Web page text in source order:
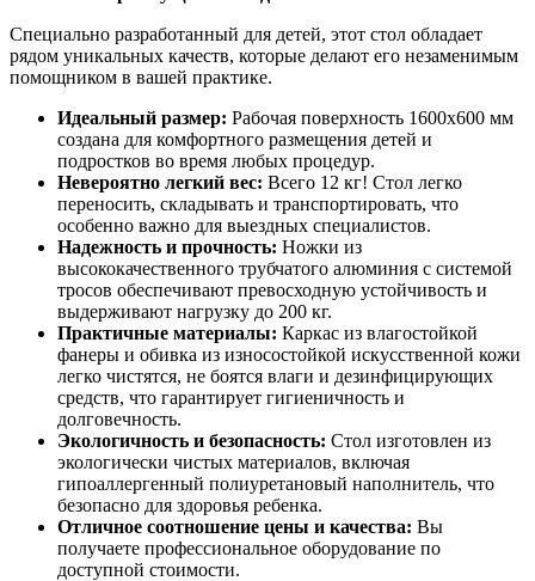
Специально разработанный для детей, этот стол обладает
рядом уникальных качеств, которые делают его незаменимым
помощником в вашей практике.
Идеальный размер: Рабочая поверхность 1600х600 мм
создана для комфортного размещения детей и
подростков во время любых процедур.
Невероятно легкий вес: Всего 12 кг! Стол легко
переносить, складывать и транспортировать, что
особенно важно для выездных специалистов.
Надежность и прочность: Ножки из
высококачественного трубчатого алюминия с системой
тросов обеспечивают превосходную устойчивость и
выдерживают нагрузку до 200 кг.
Практичные материалы: Каркас из влагостойкой
фанеры и обивка из износостойкой искусственной кожи
легко чистятся, не боятся влаги и дезинфицирующих
средств, что гарантирует гигиеничность и
долговечность.
Экологичность и безопасность: Стол изготовлен из
экологически чистых материалов, включая
гипоаллергенный полиуретановый наполнитель, что
безопасно для здоровья ребенка.
Отличное соотношение цены и качества: Вы
получаете профессиональное оборудование по
доступной стоимости.